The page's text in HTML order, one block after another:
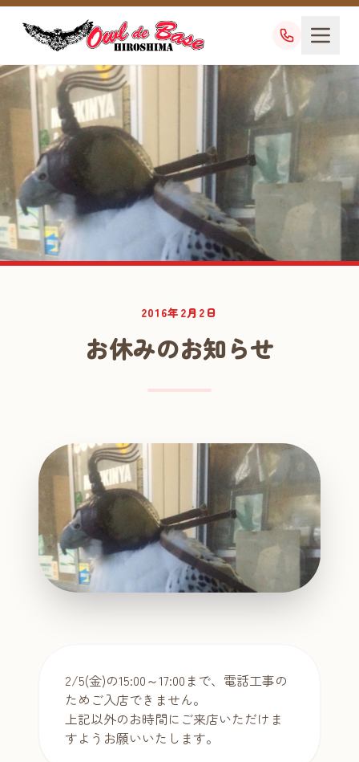
2016年2月2日
お休みのお知らせ
2/5(金)の15:00～17:00まで、電話工事の
ためご入店できません。
上記以外のお時間にご来店いただけま
すようお願いいたします。